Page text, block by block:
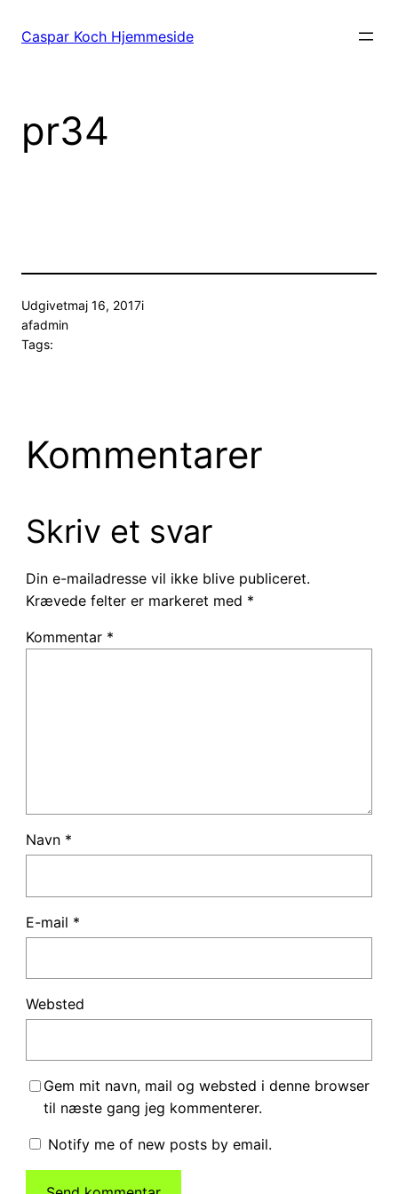
Caspar Koch Hjemmeside
pr34
Udgivetmaj 16, 2017i
afadmin
Tags:
Kommentarer
Skriv et svar
Din e-mailadresse vil ikke blive publiceret.
Krævede felter er markeret med *
Kommentar *
Navn *
E-mail *
Websted
Gem mit navn, mail og websted i denne browser
til næste gang jeg kommenterer.
Notify me of new posts by email.